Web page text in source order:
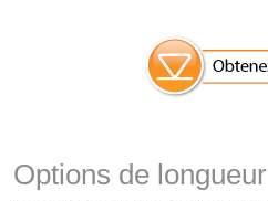
Options de longueur